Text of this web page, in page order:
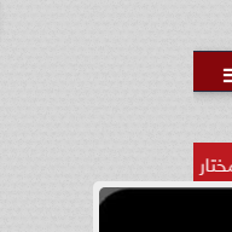
يجب ألا يتحول لمنحة